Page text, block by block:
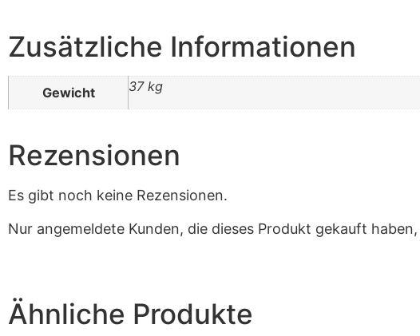
Zusätzliche Informationen
Gewicht 37 kg
Rezensionen
Es gibt noch keine Rezensionen.
Nur angemeldete Kunden, die dieses Produkt gekauft
Ähnliche Produkte